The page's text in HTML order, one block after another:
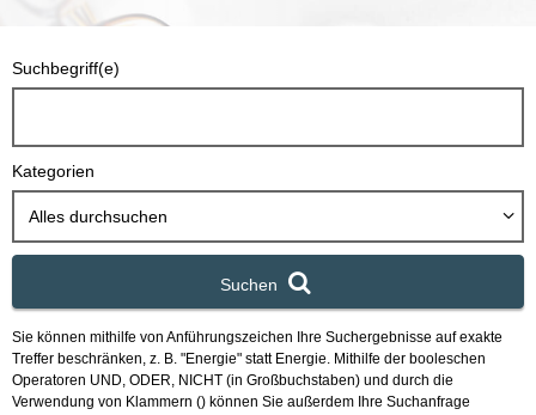
u
h
b
x
Suchbegriff(e)
Kategorien
Alles durchsuchen
Suchen
Sie können mithilfe von Anführungszeichen Ihre Suchergebnisse auf exakte
Treffer beschränken, z. B. "Energie" statt Energie. Mithilfe der booleschen
Operatoren UND, ODER, NICHT (in Großbuchstaben) und durch die
Verwendung von Klammern () können Sie außerdem Ihre Suchanfrage